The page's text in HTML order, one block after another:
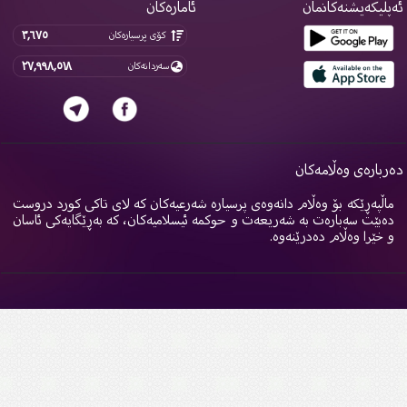
ئامارەکان
کۆی پرسیارەکان ٣,٦٧٥
سەردانەکان ٢٧,٩٩٨,٥١٨
وەڵامەکان
ماڵپەڕێکە بۆ وەڵام دانەوەی پرسیارە شەرعیەکان کە لای تاکی کورد دروست
دەبێت سەبارەت بە شەریعەت و حوکمە ئیسلامیەکان، کە بەڕێگایەکی ئاسان
و خێرا وەڵام دەدرێنەوە.